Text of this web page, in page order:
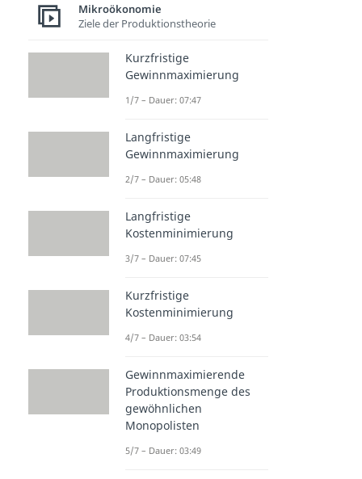
Mikroökonomie
Ziele der Produktionstheorie
Kurzfristige
Gewinnmaximierung
1/7 – Dauer: 07:47
Langfristige
Gewinnmaximierung
2/7 – Dauer: 05:48
Langfristige
Kostenminimierung
3/7 – Dauer: 07:45
Kurzfristige
Kostenminimierung
4/7 – Dauer: 03:54
Gewinnmaximierende
Produktionsmenge des
gewöhnlichen
Monopolisten
5/7 – Dauer: 03:49